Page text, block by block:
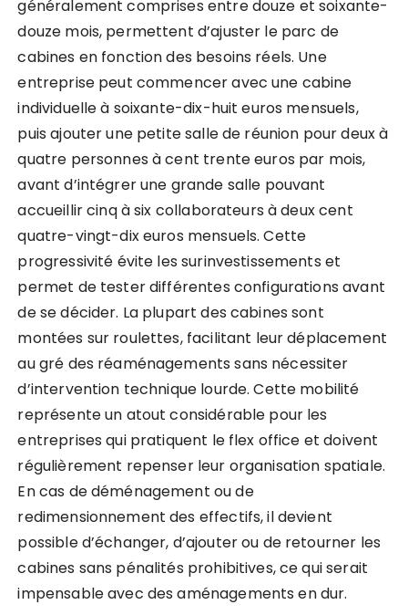
généralement comprises entre douze et soixante-
douze mois, permettent d’ajuster le parc de
cabines en fonction des besoins réels. Une
entreprise peut commencer avec une cabine
individuelle à soixante-dix-huit euros mensuels,
puis ajouter une petite salle de réunion pour deux à
quatre personnes à cent trente euros par mois,
avant d’intégrer une grande salle pouvant
accueillir cinq à six collaborateurs à deux cent
quatre-vingt-dix euros mensuels. Cette
progressivité évite les surinvestissements et
permet de tester différentes configurations avant
de se décider. La plupart des cabines sont
montées sur roulettes, facilitant leur déplacement
au gré des réaménagements sans nécessiter
d’intervention technique lourde. Cette mobilité
représente un atout considérable pour les
entreprises qui pratiquent le flex office et doivent
régulièrement repenser leur organisation spatiale.
En cas de déménagement ou de
redimensionnement des effectifs, il devient
possible d’échanger, d’ajouter ou de retourner les
cabines sans pénalités prohibitives, ce qui serait
impensable avec des aménagements en dur.